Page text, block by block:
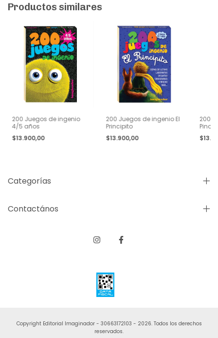
Productos similares
200 Juegos de ingenio
4/5 años
$13.900,00
200 Juegos de ingenio El
Principito
$13.900,00
200
Categorías
Contactános
Copyright Editorial Imaginador - 30663172103 - 2026. Todos los derechos
reservados.